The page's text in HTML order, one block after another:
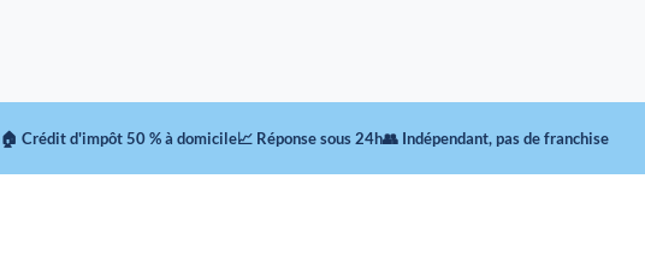
🏠 Crédit d'impôt 50 % à domicile📈 Réponse sous 24h👥 Indépendant, pas de franchise